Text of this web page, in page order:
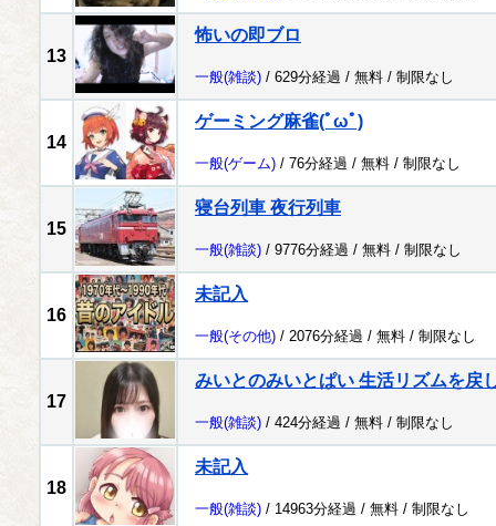
13
怖いの即ブロ
一般(雑談) / 629分経過 / 無料 / 制限なし
14
ゲーミング麻雀(ﾟωﾟ)
一般(ゲーム) / 76分経過 / 無料 / 制限なし
15
寝台列車 夜行列車
一般(雑談) / 9776分経過 / 無料 / 制限なし
16
未記入
一般(その他) / 2076分経過 / 無料 / 制限なし
17
みいとのみいとぱい 生活リズムを戻
一般(雑談) / 424分経過 / 無料 / 制限なし
18
未記入
一般(雑談) / 14963分経過 / 無料 / 制限なし